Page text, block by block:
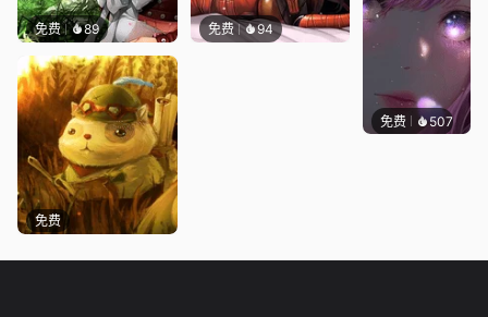
免费 89 免费 94
免费
免费 507辰东